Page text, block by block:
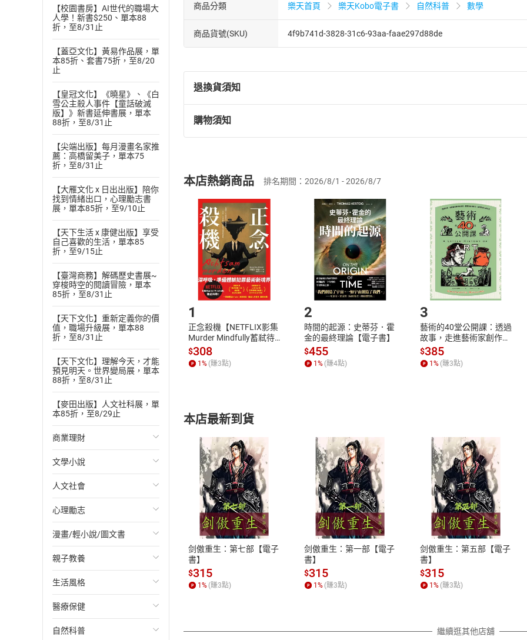
【校園書房】AI世代的職場大
人學！新書$250、單本88
折，至8/31止
【蓋亞文化】黃易作品展，單
本85折、套書75折，至8/20
止
【皇冠文化】《曉星》、《白
雪公主殺人事件【童話破滅
版】》新書延伸書展，單本
88折，至8/31止
【尖端出版】每月漫畫名家推
薦：高橋留美子，單本75
折，至8/31止
【大雁文化 x 日出出版】陪你
找到情緒出口，心理勵志書
展，單本85折，至9/10止
【天下生活 x 康健出版】享受
自己喜歡的生活，單本85
折，至9/15止
【臺灣商務】解碼歷史書展~
穿梭時空的閱讀冒險，單本
85折，至8/31止
【天下文化】重新定義你的價
值，職場升級展，單本88
折，至8/31止
【天下文化】理解今天，才能
預見明天。世界變局展，單本
88折，至8/31止
【麥田出版】人文社科展，單
本85折，至8/29止
商業理財
投資理財
經濟/趨勢
財務/金融
管理/領導
職場工作術
成功法
行銷/廣告
傳記
文學小說
歐美文學
日本文學
韓國文學
華文文學
經典文學
成長/家庭生活小說
懸疑/推理小說
人文社會
國際關係
政治
社會科學
台灣/中國歷史
日/韓歷史
其他歷史/史學
心理勵志
心靈成長/情緒
人際關係
兩性關係
心理學
漫畫/輕小說/圖文書
輕小說
奇幻/科幻
愛情故事
職場/社會寫實
親子教養
教育現場
兒童文學/故事
兒童科普/學習
生活風格
飲食/食譜
健身/美顏
醫療保健
健康/養生
自然科普
商品分類 樂天首頁 樂天Kobo電子書 自然科普 數學
商品貨號(SKU) 4f9b741d-3828-31c6-93aa-faae297d88de
退換貨須知
退換貨規定：
(一)依消費者保護法第19條第1項後段暨通訊交易解除權合理例外情事適用
(二)消費者訂購本店鋪之商品即代表知悉本店鋪所銷售之商品為電子書，
且已下載/存取電子書，不得請求退貨退款。
退貨方式：您欲取消訂單或辦理退貨時，請登入樂天市場，並於「我的訂單
貨」，本店鋪將依您的申請進行審核，待審核通過後將為您辦理退款事宜。
請注意，樂天市場須以整筆訂單為單位進行取消/退貨，恕無法以單支商品取
購物須知
挑選商品
Choose
放入購物車
Shopping cart
登入帳號
Login
購書後，如何開始使用？
Step1.選擇閱讀載具 Step2.登入
付款方式
ATM轉帳、信用卡、LINE PAY、AFTEE
退換貨規範
本店是否提供消費者保護法七日猶
之權利，遽消費者保護法及通訊交
除權合理例外情事適用準則，依商
質各有不同規定。詳細退換貨說明
照各商品說明。
本店熱銷商品 排名期間：2026/8/1 - 2026/8/7
1
正念殺機【NETFLIX影集
Murder Mindfully蓄弒待
發】【電子書】
$308
1 % (賺3點)
2
時間的起源：史蒂芬．霍
金的最終理論【電子書】
$455
1 % (賺4點)
3
藝術的40堂公開課：透過
故事，走進藝術家創作現
場，看藝術如何誕生、如
何形塑人類生活【電子
書】
$385
1 % (賺3點)
本店最新到貨
剑傲重生：第七部【電子
書】
$315
1 % (賺3點)
剑傲重生：第一部【電子
書】
$315
1 % (賺3點)
剑傲重生：第五部【電子
書】
$315
1 % (賺3點)
繼續逛其他店舖